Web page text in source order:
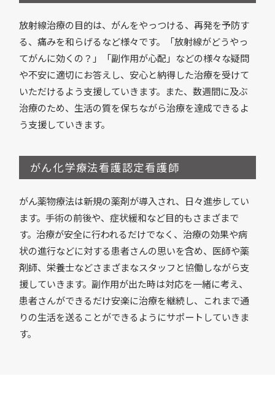
放射線治療の目的は、がんをやっつける、再発を予防す
る、痛みを和らげるなど様々です。「放射線がどうやっ
てがんに効くの？」「副作用が心配」などの様々な疑問
や不安に適切にお答えし、安心と納得した治療を受けて
いただけるよう支援していきます。また、数週間に及ぶ
治療のため、生活の質を保ちながら治療を達成できるよ
う支援していきます。
がん化学療法看護認定看護師
がん薬物療法は新規の薬剤が導入され、日々進歩してい
ます。手術の前後や、症状緩和など目的もさまざまで
す。治療が安全に行われるだけでなく、治療の効果や病
状の進行などに対する患者さんの思いを含め、医師や薬
剤師、栄養士などさまざまなスタッフと協働しながら支
援していきます。副作用が出た時は対応を一緒に考え、
患者さんができるだけ安楽に治療を継続し、これまで通
りの生活を送ることができるようにサポートしていきま
す。